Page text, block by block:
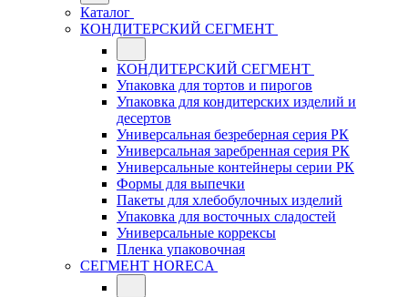
Каталог
КОНДИТЕРСКИЙ СЕГМЕНТ
КОНДИТЕРСКИЙ СЕГМЕНТ
Упаковка для тортов и пирогов
Упаковка для кондитерских изделий и
десертов
Универсальная безреберная серия РК
Универсальная заребренная серия РК
Универсальные контейнеры серии РК
Формы для выпечки
Пакеты для хлебобулочных изделий
Упаковка для восточных сладостей
Универсальные коррексы
Пленка упаковочная
СЕГМЕНТ HORECA